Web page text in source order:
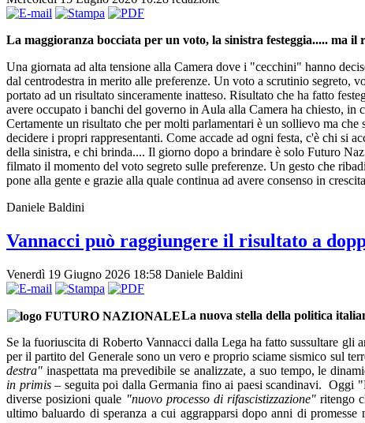
La maggioranza bocciata per un voto, la sinistra festeggia..... ma il
Una giornata ad alta tensione alla Camera dove i "cecchini" hanno
dal centrodestra in merito alle preferenze. Un voto a scrutinio segreto,
portato ad un risultato sinceramente inatteso. Risultato che ha fatto
avere occupato i banchi del governo in Aula alla Camera ha chiesto, in
Certamente un risultato che per molti parlamentari è un sollievo ma
decidere i propri rappresentanti. Come accade ad ogni festa, c'è chi si
della sinistra, e chi brinda.... Il giorno dopo a brindare è solo Futuro
filmato il momento del voto segreto sulle preferenze. Un gesto che
pone alla gente e grazie alla quale continua ad avere consenso in
Daniele Baldini
Vannacci può raggiungere il risultato a
Venerdì 19 Giugno 2026 18:58 Daniele Baldini
La nuova stella della politica
Se la fuoriuscita di Roberto Vannacci dalla Lega ha fatto sussultare
per il partito del Generale sono un vero e proprio sciame sismico sul
destra" inaspettata ma prevedibile se analizzate, a suo tempo, le
in primis– seguita poi dalla Germania fino ai paesi scandinavi. Oggi
diverse posizioni quale "nuovo processo di rifascistizzazione" ritengo
ultimo baluardo di speranza a cui aggrapparsi dopo anni di